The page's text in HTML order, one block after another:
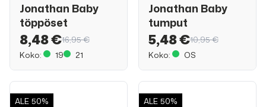
Jonathan Baby
töppöset
8,48 €16,95 €
Koko:
19 21
Jonathan Baby
tumput
5,48 €10,95 €
Koko:
OS
ALE 50% ALE 50%